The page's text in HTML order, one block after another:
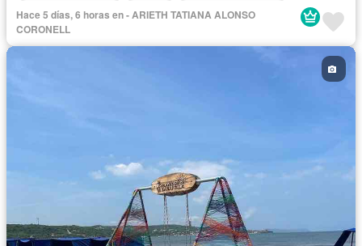
Cuarto de servicio
Jacuzzi
Aire acondicionado
Aparcadero
Patio
Área infantil
Vigilante
Hace 5 días, 6 horas en - ARIETH TATIANA ALONSO
CORONELL